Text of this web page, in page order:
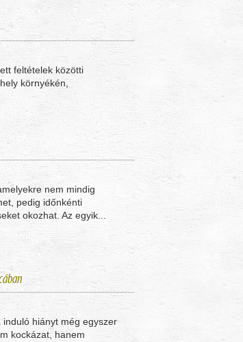
feltételek közötti
környékén,
nem mindig
pedig időnkénti
okozhat. Az egyik...
hiányt még egyszer
kockázat, hanem